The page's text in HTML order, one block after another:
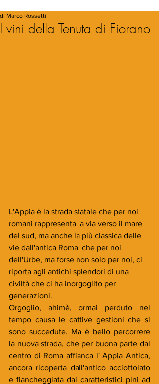
I vini della Tenuta di Fiorano
di Marco Rossetti
L'Appia è la strada statale che per noi
romani rappresenta la via verso il mare
del sud, ma anche la più classica delle
vie dall'antica Roma; che per noi
dell'Urbe, ma forse non solo per noi, ci
riporta agli antichi splendori di una
civiltà che ci ha inorgoglito per
generazioni.
Orgoglio, ahimè, ormai perduto nel
tempo causa le cattive gestioni che si
sono succedute. Ma è bello percorrere
la nuova strada, che per buona parte dal
centro di Roma affianca l' Appia Antica,
ancora ricoperta dall'antico acciottolato
e fiancheggiata dai caratteristici pini ad